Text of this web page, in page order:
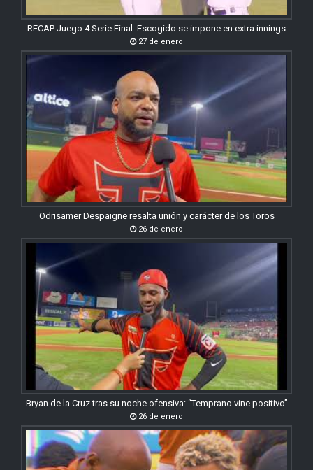
RECAP Juego 4 Serie Final: Escogido se impone en extra innings
27 de enero
Odrisamer Despaigne resalta unión y carácter de los Toros
26 de enero
Bryan de la Cruz tras su noche ofensiva: “Temprano vine positivo”
26 de enero